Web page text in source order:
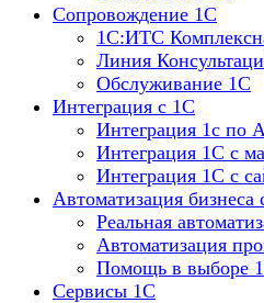
Сопровождение 1С
1C:ИТС
Линия
Обслуживание 1С
Интеграция с 1С
Интеграция 1с по
Интеграция 1С с
Интеграция 1С с
Автоматизация бизнеса
Реальная
Автоматизация
Помощь в выборе
Сервисы 1С